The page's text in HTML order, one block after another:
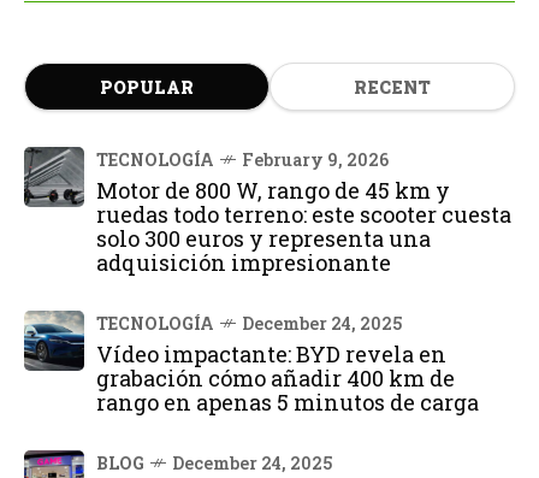
POPULAR RECENT
TECNOLOGÍA February 9, 2026
Motor de 800 W, rango de 45 km y
ruedas todo terreno: este scooter cuesta
solo 300 euros y representa una
adquisición impresionante
TECNOLOGÍA December 24, 2025
Vídeo impactante: BYD revela en
grabación cómo añadir 400 km de
rango en apenas 5 minutos de carga
BLOG December 24, 2025